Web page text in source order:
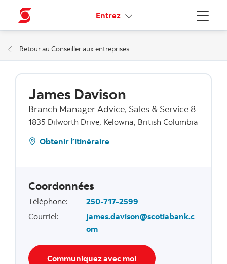
Menu
Entrez Liens connexes
Retour au Conseiller aux entreprises
James Davison
Branch Manager Advice, Sales & Service 8
1835 Dilworth Drive, Kelowna, British Columbia
Obtenir l’itinéraire
Coordonnées
Téléphone:
250-717-2599
Courriel:
james.davison@scotiabank.c
om
Communiquez avec moi